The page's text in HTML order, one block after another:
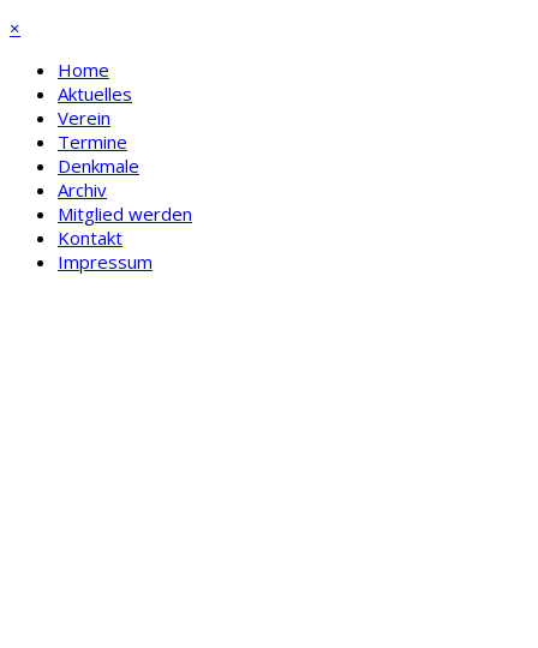
×
Home
Aktuelles
Verein
Termine
Denkmale
Archiv
Mitglied werden
Kontakt
Impressum